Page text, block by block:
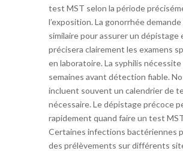
test MST selon la période
l’exposition. La gonorrhée
similaire pour assurer un dépistage
précisera clairement les examens
en laboratoire. La syphilis nécessite
semaines avant détection fiable.
incluent souvent un calendrier de
nécessaire. Le dépistage précoce
rapidement quand faire un test
Certaines infections bactériennes
des prélèvements sur différents